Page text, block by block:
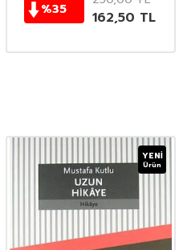
%35 162,50 TL
YENI
Ürün